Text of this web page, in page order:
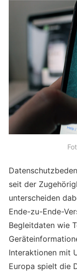
seit der
unterscheiden
Ende-zu-Ende-
Begleitdaten wie
Interaktionen mit
Europa spielt die